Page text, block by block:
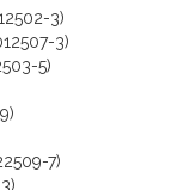
3)
3)
5)
7)